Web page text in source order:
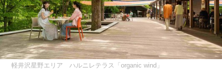
軽井沢星野エリア ハルニレテラス「organic wind」